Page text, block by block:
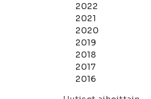
2022
2021
2020
2019
2018
2017
2016